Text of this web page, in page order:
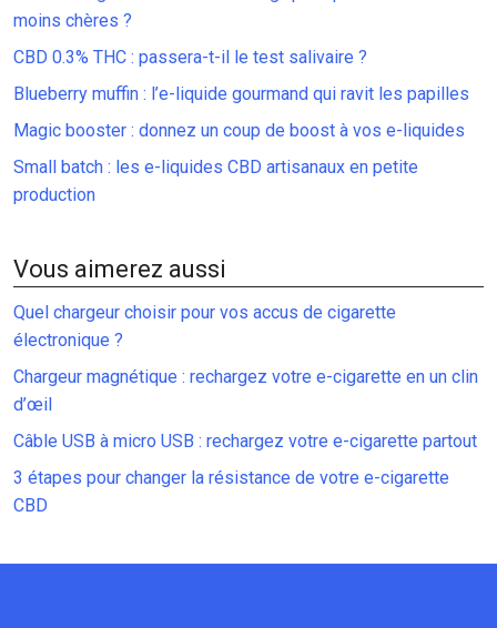
moins chères ?
CBD 0.3% THC : passera-t-il le test salivaire ?
Blueberry muffin : l’e-liquide gourmand qui ravit les papilles
Magic booster : donnez un coup de boost à vos e-liquides
Small batch : les e-liquides CBD artisanaux en petite
production
Vous aimerez aussi
Quel chargeur choisir pour vos accus de cigarette
électronique ?
Chargeur magnétique : rechargez votre e-cigarette en un clin
d’œil
Câble USB à micro USB : rechargez votre e-cigarette partout
3 étapes pour changer la résistance de votre e-cigarette
CBD